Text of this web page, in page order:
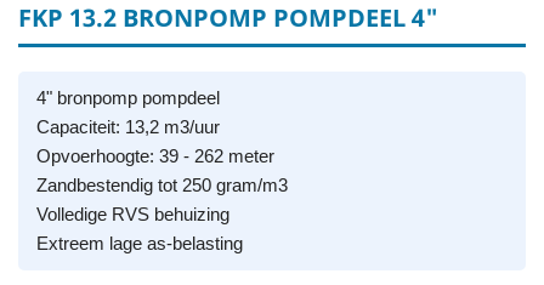
FKP 13.2 BRONPOMP POMPDEEL 4"
4" bronpomp pompdeel
Capaciteit: 13,2 m3/uur
Opvoerhoogte: 39 - 262 meter
Zandbestendig tot 250 gram/m3
Volledige RVS behuizing
Extreem lage as-belasting